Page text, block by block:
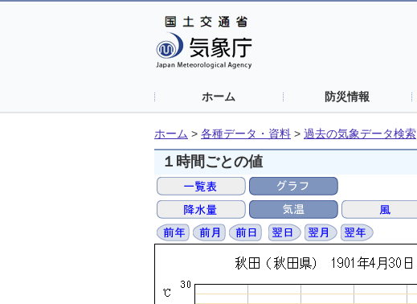
ホーム 防災情報
ホーム > 各種データ・資料 > 過去の気象データ検索
１時間ごとの値